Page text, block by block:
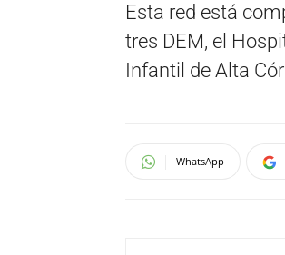
Esta red está
tres DEM, el
Infantil de Alta
WhatsApp